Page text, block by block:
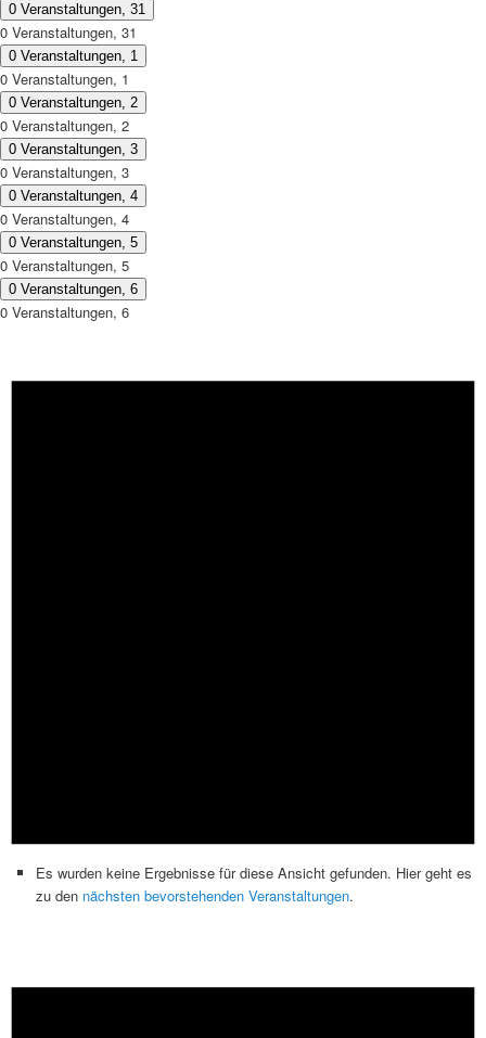
0 Veranstaltungen, 31
0 Veranstaltungen, 31
0 Veranstaltungen, 1
0 Veranstaltungen, 1
0 Veranstaltungen, 2
0 Veranstaltungen, 2
0 Veranstaltungen, 3
0 Veranstaltungen, 3
0 Veranstaltungen, 4
0 Veranstaltungen, 4
0 Veranstaltungen, 5
0 Veranstaltungen, 5
0 Veranstaltungen, 6
0 Veranstaltungen, 6
Es wurden keine Ergebnisse für diese Ansicht gefunden. Hier geht es
zu den nächsten bevorstehenden Veranstaltungen.